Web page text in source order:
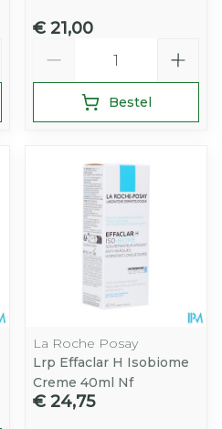
€ 21,00
Bestel
La Roche Posay
Lrp Effaclar H Isobiome
Creme 40ml Nf
€ 24,75